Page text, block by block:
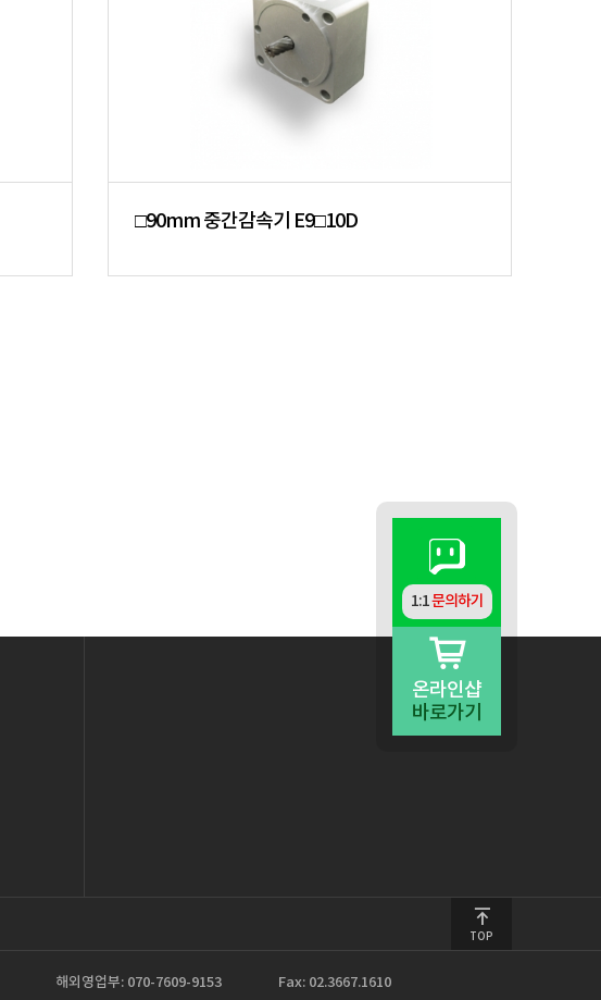
1:1문의하기
온라인샵
바로가기
□90mm 중간감속기 E9□10D
TOP
해외영업부: 070-7609-9153 Fax: 02.3667.1610